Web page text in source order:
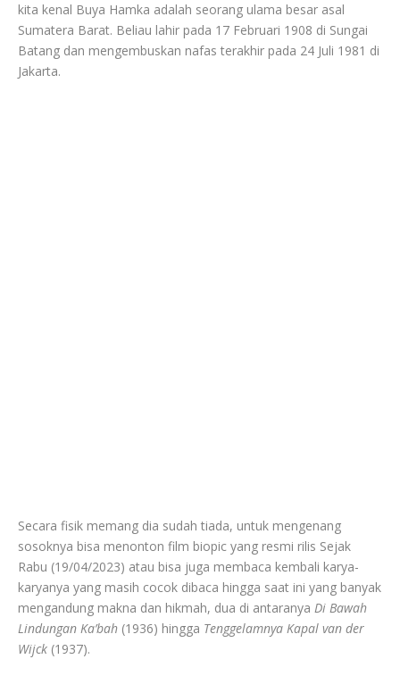
kita kenal Buya Hamka adalah seorang ulama besar asal
Sumatera Barat. Beliau lahir pada 17 Februari 1908 di Sungai
Batang dan mengembuskan nafas terakhir pada 24 Juli 1981 di
Jakarta.
Secara fisik memang dia sudah tiada, untuk mengenang
sosoknya bisa menonton film biopic yang resmi rilis Sejak
Rabu (19/04/2023) atau bisa juga membaca kembali karya-
karyanya yang masih cocok dibaca hingga saat ini yang banyak
mengandung makna dan hikmah, dua di antaranya Di Bawah
Lindungan Ka’bah (1936) hingga Tenggelamnya Kapal van der
Wijck (1937).